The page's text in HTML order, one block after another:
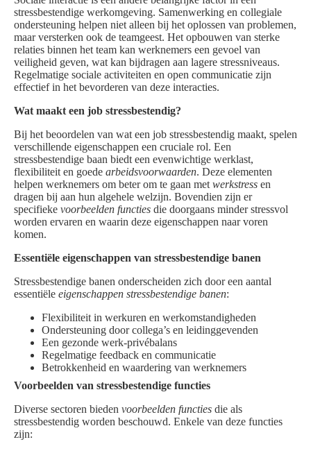
stressbestendige werkomgeving. Samenwerking en collegiale
ondersteuning helpen niet alleen bij het oplossen van problemen,
maar versterken ook de teamgeest. Het opbouwen van sterke
relaties binnen het team kan werknemers een gevoel van
veiligheid geven, wat kan bijdragen aan lagere stressniveaus.
Regelmatige sociale activiteiten en open communicatie zijn
effectief in het bevorderen van deze interacties.
Wat maakt een job stressbestendig?
Bij het beoordelen van wat een job stressbestendig maakt, spelen
verschillende eigenschappen een cruciale rol. Een
stressbestendige baan biedt een evenwichtige werklast,
flexibiliteit en goede arbeidsvoorwaarden. Deze elementen
helpen werknemers om beter om te gaan met werkstress en
dragen bij aan hun algehele welzijn. Bovendien zijn er
specifieke voorbeelden functies die doorgaans minder stressvol
worden ervaren en waarin deze eigenschappen naar voren
komen.
Essentiële eigenschappen van stressbestendige banen
Stressbestendige banen onderscheiden zich door een aantal
essentiële eigenschappen stressbestendige banen:
Flexibiliteit in werkuren en werkomstandigheden
Ondersteuning door collega’s en leidinggevenden
Een gezonde werk-privébalans
Regelmatige feedback en communicatie
Betrokkenheid en waardering van werknemers
Voorbeelden van stressbestendige functies
Diverse sectoren bieden voorbeelden functies die als
stressbestendig worden beschouwd. Enkele van deze functies
zijn: